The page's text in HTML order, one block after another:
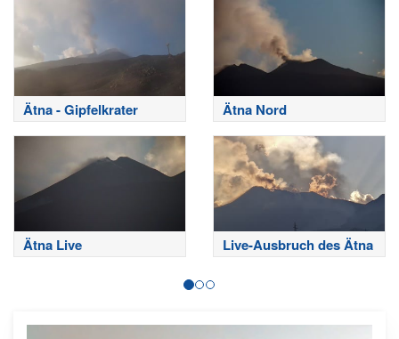
Ätna - Gipfelkrater Ätna Nord
Ätna Live Live-Ausbruch des Ätna